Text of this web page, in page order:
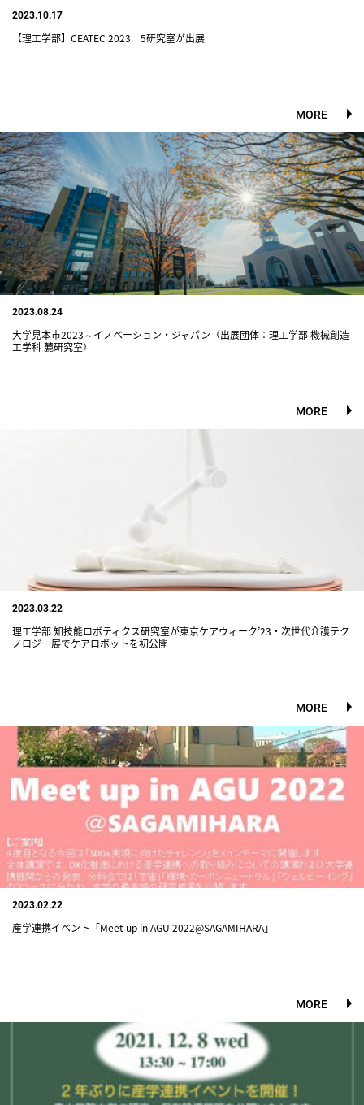
2023.10.17
【理工学部】CEATEC 2023 5研究室が出展
MORE
2023.08.24
大学見本市2023～イノベーション・ジャパン（出展団体：理工学部 機械創造
工学科 麓研究室）
MORE
2023.03.22
理工学部 知技能ロボティクス研究室が東京ケアウィーク’23・次世代介護テク
ノロジー展でケアロボットを初公開
MORE
2023.02.22
産学連携イベント「Meet up in AGU 2022@SAGAMIHARA」
MORE